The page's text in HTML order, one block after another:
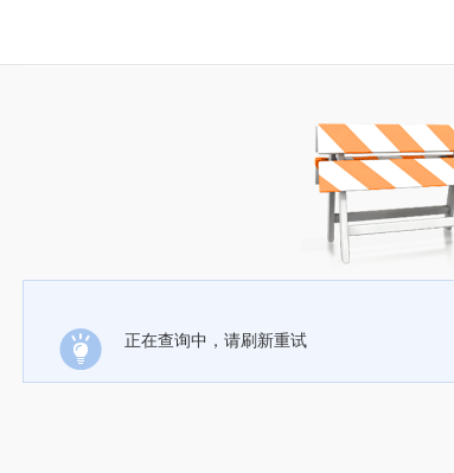
正在查询中，请刷新重试